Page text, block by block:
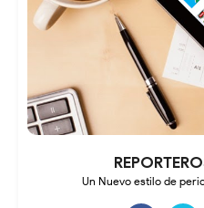
Un Nuevo estilo de